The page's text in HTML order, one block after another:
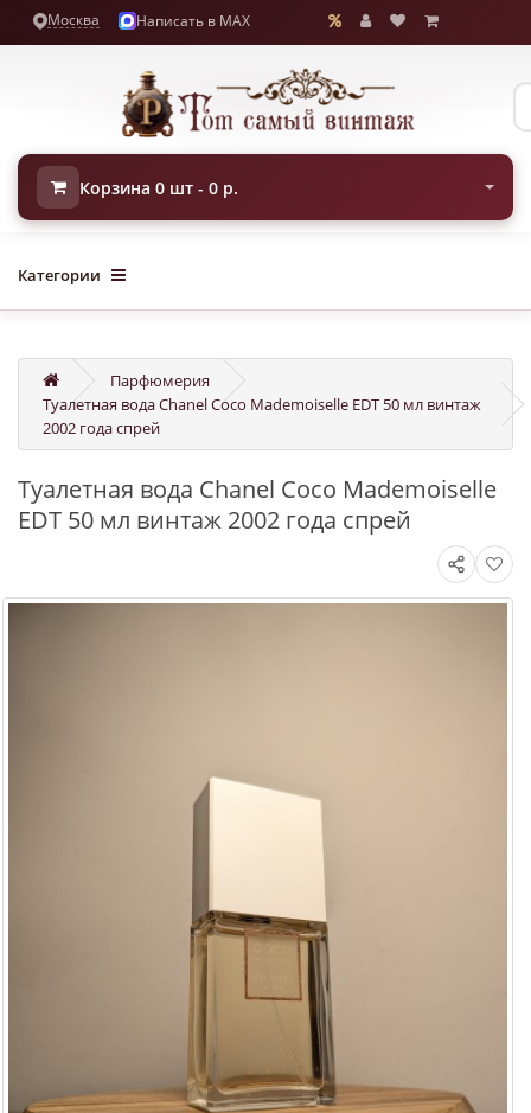
Москва Написать в MAX
Корзина 0 шт - 0 р.
Категории
Парфюмерия
Туалетная вода Chanel Coco Mademoiselle EDT 50 мл винтаж
2002 года спрей
Туалетная вода Chanel Coco Mademoiselle
EDT 50 мл винтаж 2002 года спрей